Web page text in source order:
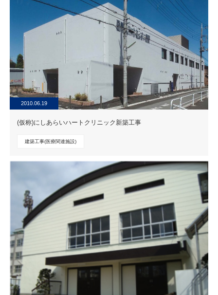
2010.06.19
(仮称)にしあらいハートクリニック新築工事
建築工事(医療関連施設)